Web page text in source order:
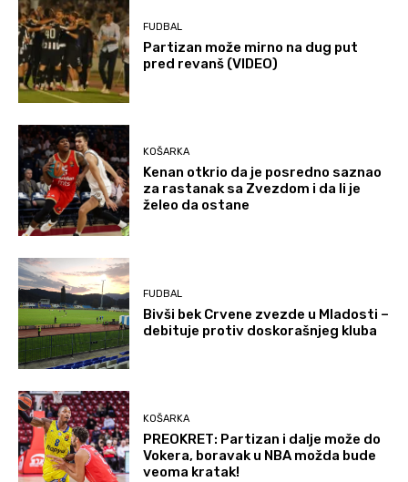
FUDBAL
Partizan može mirno na dug put
pred revanš (VIDEO)
KOŠARKA
Kenan otkrio da je posredno saznao
za rastanak sa Zvezdom i da li je
želeo da ostane
FUDBAL
Bivši bek Crvene zvezde u Mladosti –
debituje protiv doskorašnjeg kluba
KOŠARKA
PREOKRET: Partizan i dalje može do
Vokera, boravak u NBA možda bude
veoma kratak!